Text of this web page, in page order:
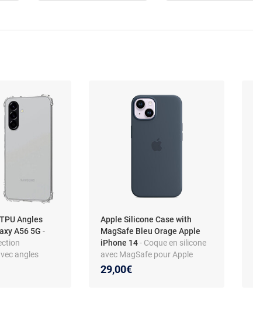
Angles
A56 5G -
angles
Apple Silicone Case with
MagSafe Bleu Orage Apple
iPhone 14- Coque en silicone
avec MagSafe pour Apple
iPhone 14
29,00€